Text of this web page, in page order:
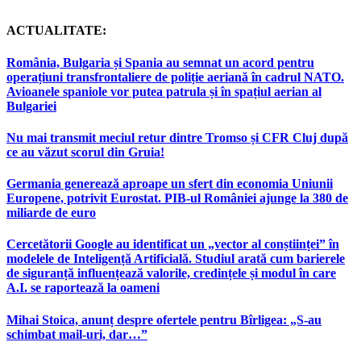
ACTUALITATE:
România, Bulgaria și Spania au semnat un acord pentru
operațiuni transfrontaliere de poliție aeriană în cadrul NATO.
Avioanele spaniole vor putea patrula și în spațiul aerian al
Bulgariei
Nu mai transmit meciul retur dintre Tromso și CFR Cluj după
ce au văzut scorul din Gruia!
Germania generează aproape un sfert din economia Uniunii
Europene, potrivit Eurostat. PIB-ul României ajunge la 380 de
miliarde de euro
Cercetătorii Google au identificat un „vector al conștiinței” în
modelele de Inteligență Artificială. Studiul arată cum barierele
de siguranță influențează valorile, credințele și modul în care
A.I. se raportează la oameni
Mihai Stoica, anunț despre ofertele pentru Bîrligea: „S-au
schimbat mail-uri, dar…”